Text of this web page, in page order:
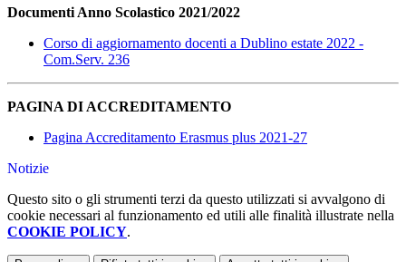
Documenti Anno Scolastico 2021/2022
Corso di aggiornamento docenti a Dublino estate 2022 -
Com.Serv. 236
PAGINA DI ACCREDITAMENTO
Pagina Accreditamento Erasmus plus 2021-27
Notizie
Questo sito o gli strumenti terzi da questo utilizzati si avvalgono di
cookie necessari al funzionamento ed utili alle finalità illustrate nella
COOKIE POLICY.